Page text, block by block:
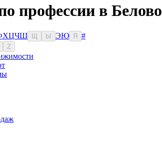
профессии в Белово
ХЦЧШ Ы ЭЮ Я
#
Z